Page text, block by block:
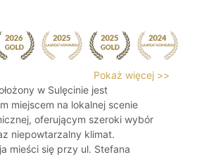
Pokaż więcej >>
w Sulęcinie jest
miejscem na lokalnej scenie
oferującym szeroki wybór
niepowtarzalny klimat.
mieści się przy ul. Stefana